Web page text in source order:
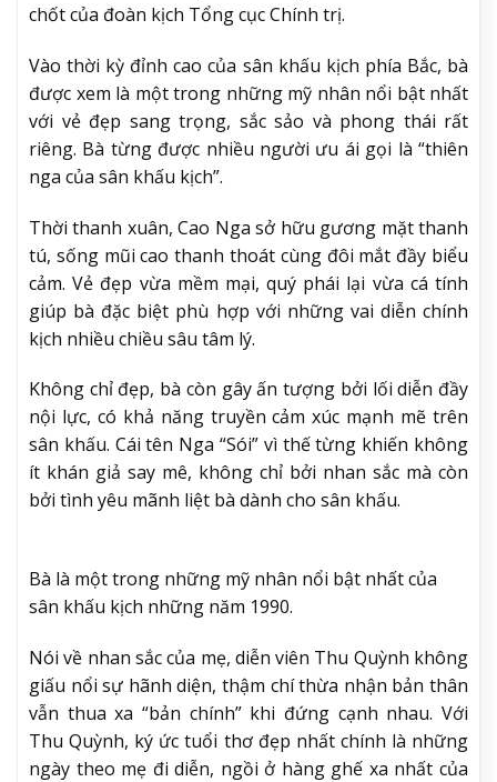
chốt của đoàn kịch Tổng cục Chính trị.
Vào thời kỳ đỉnh cao của sân khấu kịch phía Bắc, bà
được xem là một trong những mỹ nhân nổi bật nhất
với vẻ đẹp sang trọng, sắc sảo và phong thái rất
riêng. Bà từng được nhiều người ưu ái gọi là “thiên
nga của sân khấu kịch”.
Thời thanh xuân, Cao Nga sở hữu gương mặt thanh
tú, sống mũi cao thanh thoát cùng đôi mắt đầy biểu
cảm. Vẻ đẹp vừa mềm mại, quý phái lại vừa cá tính
giúp bà đặc biệt phù hợp với những vai diễn chính
kịch nhiều chiều sâu tâm lý.
Không chỉ đẹp, bà còn gây ấn tượng bởi lối diễn đầy
nội lực, có khả năng truyền cảm xúc mạnh mẽ trên
sân khấu. Cái tên Nga “Sói” vì thế từng khiến không
ít khán giả say mê, không chỉ bởi nhan sắc mà còn
bởi tình yêu mãnh liệt bà dành cho sân khấu.
Bà là một trong những mỹ nhân nổi bật nhất của
sân khấu kịch những năm 1990.
Nói về nhan sắc của mẹ, diễn viên Thu Quỳnh không
giấu nổi sự hãnh diện, thậm chí thừa nhận bản thân
vẫn thua xa “bản chính” khi đứng cạnh nhau. Với
Thu Quỳnh, ký ức tuổi thơ đẹp nhất chính là những
ngày theo mẹ đi diễn, ngồi ở hàng ghế xa nhất của